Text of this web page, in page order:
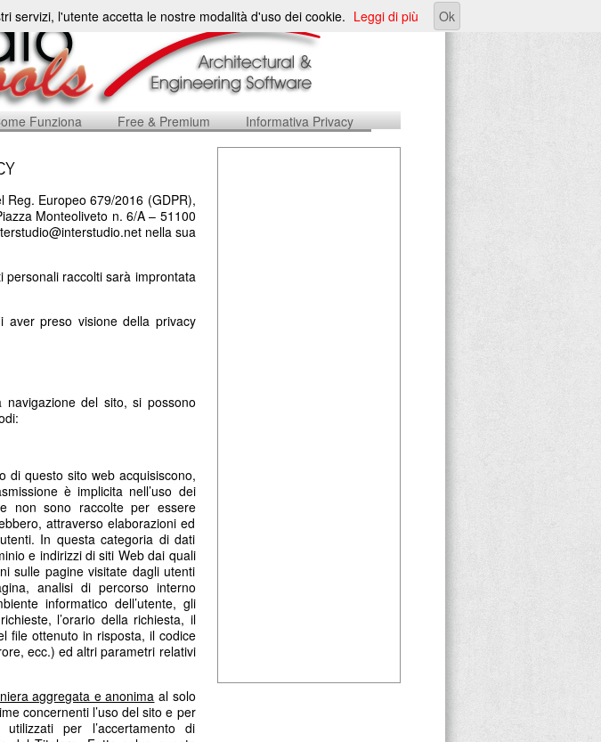
Funziona Free & Premium Informativa Privacy
Reg. Europeo 679/2016 (GDPR),
Monteoliveto n. 6/A – 51100
nella sua
personali raccolti sarà improntata
aver preso visione della privacy
del sito, si possono
di questo sito web acquisiscono,
è implicita nell’uso dei
non sono raccolte per essere
attraverso elaborazioni ed
In questa categoria di dati
e indirizzi di siti Web dai quali
sulle pagine visitate dagli utenti
analisi di percorso interno
informatico dell’utente, gli
l’orario della richiesta, il
file ottenuto in risposta, il codice
ecc.) ed altri parametri relativi
aggregata e anonima al solo
concernenti l’uso del sito e per
per l’accertamento di
servizi, l'utente accetta le nostre modalità d'uso dei cookie. Leggi di più Ok